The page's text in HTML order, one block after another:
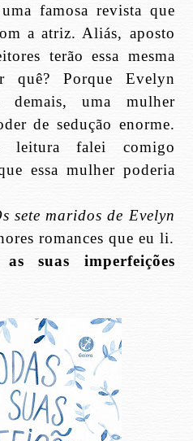
famosa revista que
a atriz. Aliás, aposto
terão essa mesma
quê? Porque Evelyn
demais, uma mulher
de sedução enorme.
leitura falei comigo
essa mulher poderia
sete maridos de Evelyn
romances que eu li.
suas imperfeições